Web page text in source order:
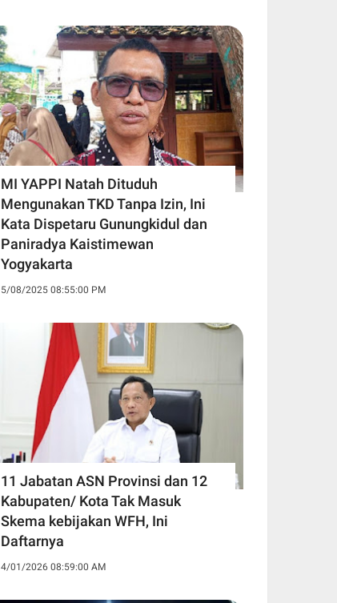
MI YAPPI Natah Dituduh
Mengunakan TKD Tanpa Izin, Ini
Kata Dispetaru Gunungkidul dan
Paniradya Kaistimewan
Yogyakarta
5/08/2025 08:55:00 PM
11 Jabatan ASN Provinsi dan 12
Kabupaten/ Kota Tak Masuk
Skema kebijakan WFH, Ini
Daftarnya ‎
4/01/2026 08:59:00 AM